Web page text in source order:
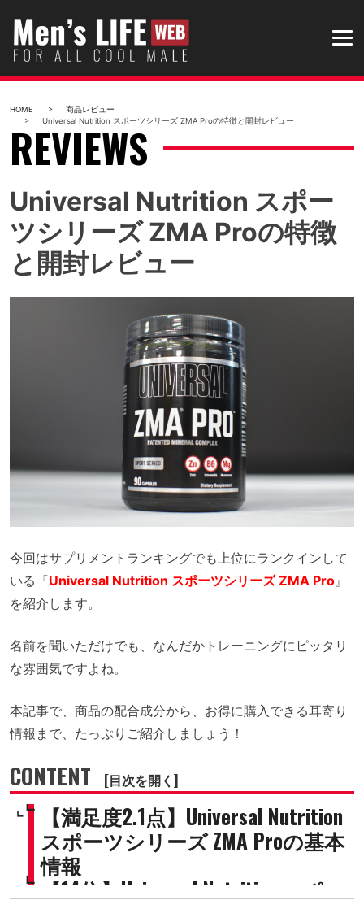
Skip
content
HOME
商品レビュー
Universal Nutrition スポーツシリーズ ZMA Proの特徴と開封レビュー
REVIEWS
Universal Nutrition スポー
ツシリーズ ZMA Proの特徴
と開封レビュー
今回はサプリメントランキングでも上位にランクインして
いる『Universal Nutrition スポーツシリーズ ZMA Pro 』
を紹介します。
名前を聞いただけでも、なんだかトレーニングにピッタリ
な雰囲気ですよね。
本記事で、商品の配合成分から、お得に購入できる耳寄り
情報まで、たっぷりご紹介しましょう！
CONTENT [目次を開く]
【満足度2.1点】Universal Nutrition
スポーツシリーズ ZMA Proの基本
情報
【14位】Universal Nutrition スポー